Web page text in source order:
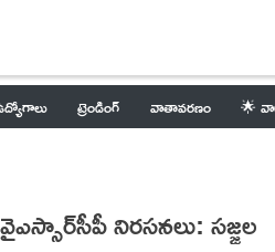
ట్రెండింగ్ వాతావరణం 🌟
నిరసనలు: సజ్జల